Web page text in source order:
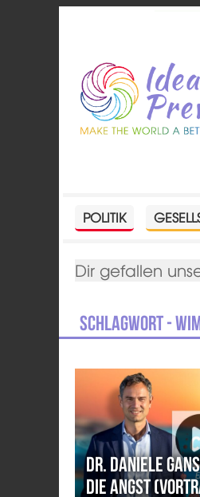
POLITIK
Dir gefallen
Schlagwort -
Dr. Daniele
die Angst